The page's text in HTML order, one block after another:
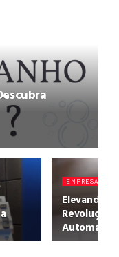
EMPRESAS
Elevando o
Revolução